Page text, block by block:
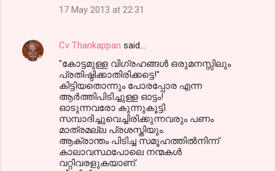
17 May 2013 at 22:31
Cv Thankappan said…
"കോട്ടമുള്ള വിഗ്രഹങ്ങള്‍ ഒരുമനസ്സിലും
പ്രതിഷ്ഠിക്കാതിരിക്കട്ടെ!"
കിട്ടിയതൊന്നും പോരപ്പോര എന്ന
ആര്‍ത്തിപിടിച്ചുള്ള ഓട്ടം!
ഓടുന്നവരോ കുന്നുകൂട്ടി
സമ്പാദിച്ചുവെച്ചിരിക്കുന്നവരും പണം
മാത്രമല്ല പ്രശസ്തിയും.
ആക്രാന്തം പിടിച്ച സമൂഹത്തില്‍നിന്ന്
കാലാവസ്ഥപോലെ നന്മകള്‍
വറ്റിവരളുകയാണ്.